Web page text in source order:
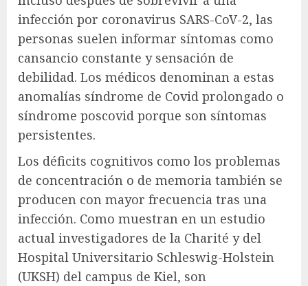
infección por coronavirus SARS-CoV-2, las
personas suelen informar síntomas como
cansancio constante y sensación de
debilidad. Los médicos denominan a estas
anomalías síndrome de Covid prolongado o
síndrome poscovid porque son síntomas
persistentes.
Los déficits cognitivos como los problemas
de concentración o de memoria también se
producen con mayor frecuencia tras una
infección. Como muestran en un estudio
actual investigadores de la Charité y del
Hospital Universitario Schleswig-Holstein
(UKSH) del campus de Kiel, son